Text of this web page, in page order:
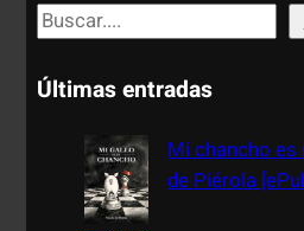
S
e
a
Últimas entradas
Mi chancho
de Piérola